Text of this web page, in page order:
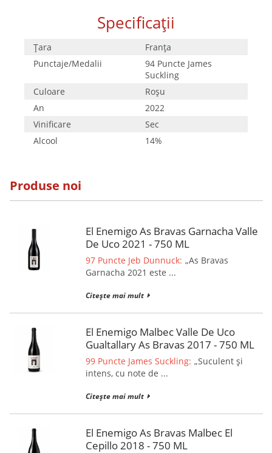
Specificații
Țara
Franţa
Punctaje/Medalii
94 Puncte James
Suckling
Culoare
Roşu
An
2022
Vinificare
Sec
Alcool
14%
Produse noi
El Enemigo As Bravas Garnacha Valle
De Uco 2021 - 750 ML
97 Puncte Jeb Dunnuck: „As Bravas
Garnacha 2021 este ...
Citește mai mult
El Enemigo Malbec Valle De Uco
Gualtallary As Bravas 2017 - 750 ML
99 Puncte James Suckling: „Suculent și
intens, cu note de ...
Citește mai mult
El Enemigo As Bravas Malbec El
Cepillo 2018 - 750 ML